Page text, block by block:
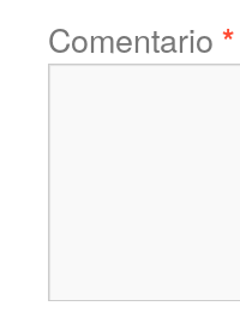
Comentario *